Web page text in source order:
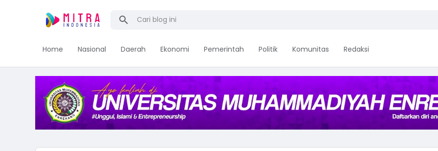
Home Nasional Daerah Ekonomi Pemerintah Politik Komunitas Redaksi